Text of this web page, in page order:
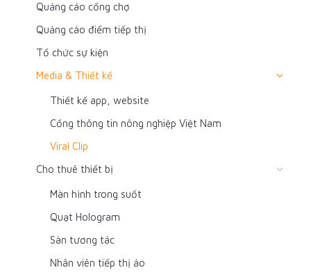
Quảng cáo cổng chợ
Quảng cáo điểm tiếp thị
Tổ chức sự kiện
Media & Thiết kế
Thiết kế app, website
Cổng thông tin nông nghiệp Việt Nam
Viral Clip
Cho thuê thiết bị
Màn hình trong suốt
Quạt Hologram
Sàn tương tác
Nhân viên tiếp thị ảo